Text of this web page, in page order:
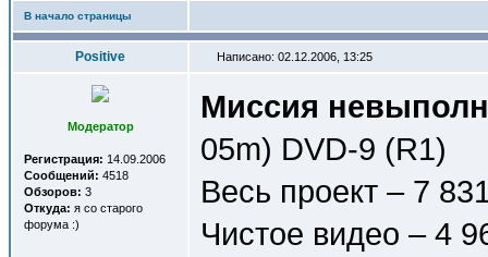
В начало страницы
Positive Написано: 02.12.2006, 13:25
Модератор
Регистрация: 14.09.2006
Сообщений: 4518
Обзоров: 3
Откуда: я со старого
форума :)
Миссия
05m) DVD-9 (R1)
Весь проект – 7
Чистое видео – 4